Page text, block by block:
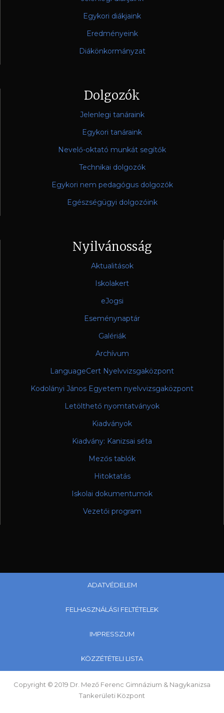
Egykori diákjaink
Eredményeink
Diákönkormányzat
Dolgozók
Jelenlegi tanáraink
Egykori tanáraink
Nevelő-oktató munkát segítők
Technikai dolgozók
Egykori nem pedagógus dolgozók
Egészségügyi dolgozóink
Nyilvánosság
Aktualitások
Iskolakert
eJogsi
Eseménynaptár
Galériák
Archívum
LanguageCert Nyelvvizsgaközpont
Kodolányi János Egyetem nyelvvizsgaközpont
Letölthető nyomtatványok
Kiadványok
Kiadvány: Kanizsai séta
Mezős tablók
Hitoktatás
Iskolai dokumentumok
Vezetői program
ADATVÉDELEM
FELHASZNÁLÁSI FELTÉTELEK
IMPRESSZUM
KÖZZÉTÉTELI LISTA
Copyright © 2019 Dr. Mező Ferenc Gimnázium & Nagykanizsa
Tankerületi Központ